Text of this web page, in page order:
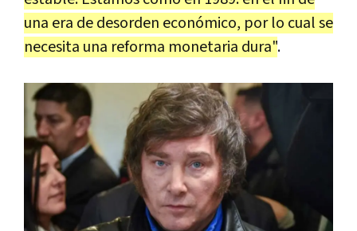
una era de desorden económico, por lo cual se
necesita una reforma monetaria dura".